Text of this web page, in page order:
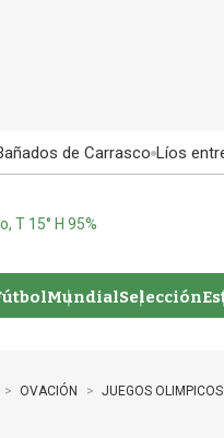
de Carrasco Líos
T 15° H 95%
MundialSelección
OVACIÓN JUEGOS OLIMPICOS